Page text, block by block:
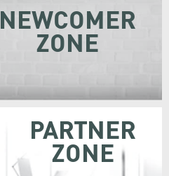
NEWCOMER
ZONE
PARTNER
ZONE